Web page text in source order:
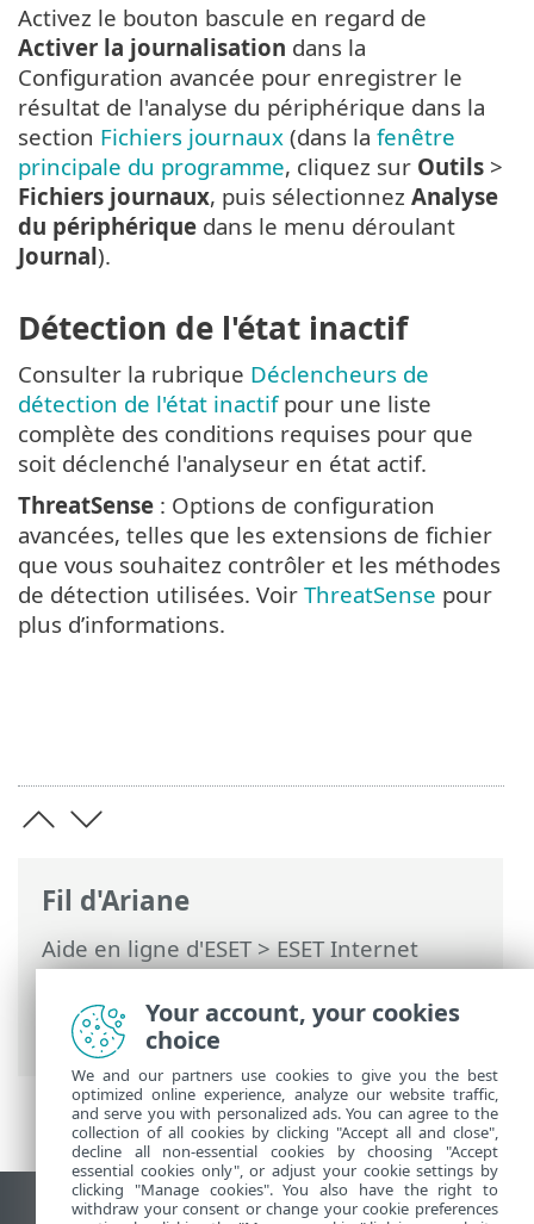
Fil d'Ariane
Aide en ligne d'ESET>ESET Internet
Security>Configuration avancée>
Analyse>Analyse du périphérique>
Analyse à l'état de repos
Activez le bouton bascule en regard de
Activer la journalisation dans la
Configuration avancée pour enregistrer le
résultat de l'analyse du périphérique dans la
section Fichiers journaux (dans la fenêtre
principale du programme, cliquez sur Outils >
Fichiers journaux, puis sélectionnez Analyse
du périphérique dans le menu déroulant
Journal).
Détection de l'état inactif
Consulter la rubrique Déclencheurs de
détection de l'état inactifpour une liste
complète des conditions requises pour que
soit déclenché l'analyseur en état actif.
ThreatSense : Options de configuration
avancées, telles que les extensions de fichier
que vous souhaitez contrôler et les méthodes
de détection utilisées. Voir ThreatSense pour
plus d’informations.
Your account, your cookies
choice
We and our partners use cookies to give you the best
optimized online experience, analyze our website traffic,
and serve you with personalized ads. You can agree to the
collection of all cookies by clicking "Accept all and close",
decline all non-essential cookies by choosing "Accept
essential cookies only", or adjust your cookie settings by
clicking "Manage cookies". You also have the right to
withdraw your consent or change your cookie preferences